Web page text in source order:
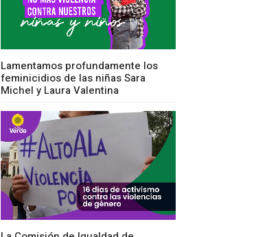
Lamentamos profundamente los
feminicidios de las niñas Sara
Michel y Laura Valentina